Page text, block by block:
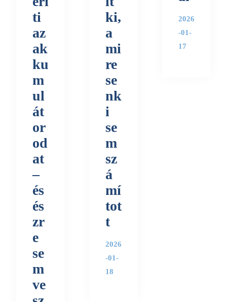
ti
az
ak
ku
m
ul
át
or
od
at
–
és
és
zr
e
se
m
ve
ki,
a
mi
re
se
nk
i
se
m
sz
á
mí
tot
t
2026
-01-
18
2026
-01-
17